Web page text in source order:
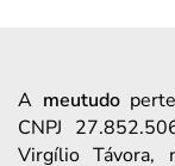
A meutudo
CNPJ
Virgílio Távora,